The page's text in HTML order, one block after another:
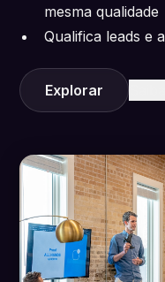
mesma qualidade
Qualifica leads e
Explorar